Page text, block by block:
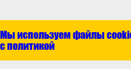
Мы используем файлы
с политикой